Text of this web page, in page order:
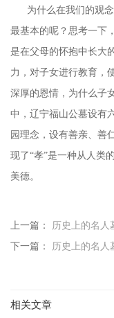
为什么在我们的观念
最基本的呢？思考一下
是在父母的怀抱中长大
力，对子女进行教育，
深厚的恩情，为什么子
中，辽宁福山公墓设有
园理念，设有善亲、善
现了“孝”是一种从人类
美德。
上一篇：
历史上的名人
下一篇：
历史上的名人
相关文章